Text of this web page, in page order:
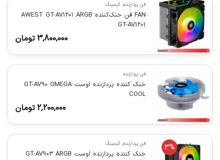
فن پردازنده, گیمینگ
FAN فن خنک‌کننده AWEST GT-AV1201 ARGB
GT-AV1201
3,800,000 تومان
فن پردازنده
خنک کننده پردازنده اوست GT-AV90 OMEGA
COOL
2,200,000 تومان
3% فن پردازنده, گیمینگ
خنک کننده پردازنده اوست GT-AV903 ARGB